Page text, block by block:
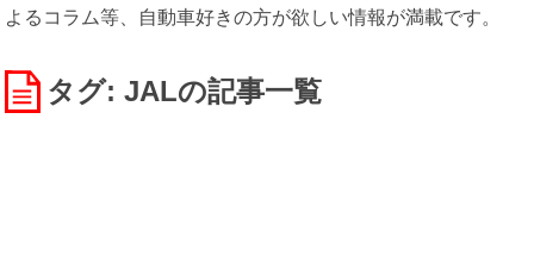
よるコラム等、自動車好きの方が欲しい情報が満載です。
タグ: JALの記事一覧